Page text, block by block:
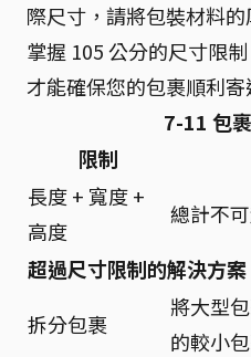
際尺寸，請將包裝材料的
掌握 105 公分的尺寸限
才能確保您的包裹順利寄
7-11 包
限制
長度 + 寬度 +
高度
總計不
超過尺寸限制的解決方案
拆分包裹
將大型
的較小